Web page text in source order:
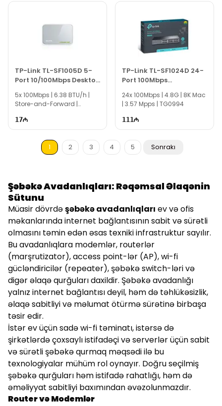
TP-Link TL-SF1005D 5-
Port 10/100Mbps Desktop
5x 100Mbps | 6.38 BTU/h |
Store-and-Forward |
17
TP-Link TL-SF1024D 24-
Port 100Mbps
Rackmount Desktop
Switch
24x 100Mbps | 4.8G | 8K Mac
| 3.57 Mpps | TG0994
111
1 2 3 4 5 Sonrakı
Şəbəkə Avadanlıqları: Rəqəmsal Əlaqənin
Sütunu
Müasir dövrdəşəbəkə avadanlıqları ev və ofis
məkanlarında internet bağlantısının sabit və sürətli
olmasını təmin edən əsas texniki infrastruktur sayılır.
Bu avadanlıqlara modemlər, routerlər
(marşrutizator), access point-lər (AP), wi-fi
gücləndiricilər (repeater), şəbəkə switch-ləri və
digər əlaqə qurğuları daxildir. Şəbəkə avadanlığı
yalnız internet bağlantısı deyil, həm də təhlükəsizlik,
əlaqə sabitliyi və məlumat ötürmə sürətinə birbaşa
təsir edir.
İstər ev üçün sadə wi-fi təminatı, istərsə də
şirkətlərdə çoxsaylı istifadəçi və serverlər üçün sabit
və sürətli şəbəkə qurmaq məqsədi ilə bu
texnologiyalar mühüm rol oynayır. Doğru seçilmiş
şəbəkə qurğuları həm istifadə rahatlığı, həm də
əməliyyat sabitliyi baxımından əvəzolunmazdır.
Router və Modemlər